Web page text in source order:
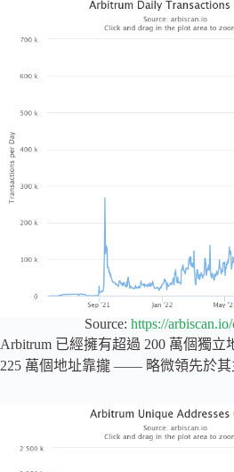
Source: https://
Arbitrum 已經擁有超過 200 萬個獨立
225 萬個地址靠攏 —— 略微領先於其